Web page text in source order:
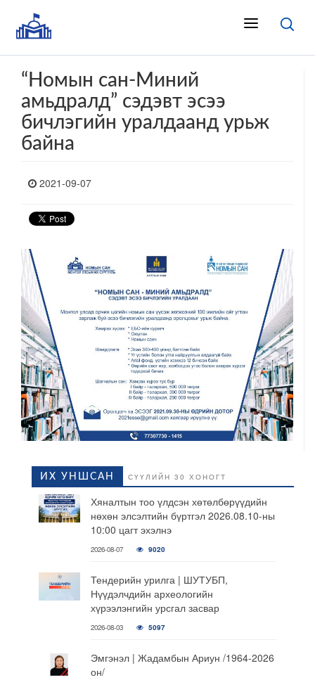
“Номын сан-Миний
амьдралд” сэдэвт эсээ
бичлэгийн уралдаанд урьж
байна
2021-09-07
ИХ УНШСАН СҮҮЛИЙН 30 ХОНОГТ
Хяналтын тоо үлдсэн хөтөлбөрүүдийн
нөхөн элсэлтийн бүртгэл 2026.08.10-ны
10:00 цагт эхэлнэ
2026-08-07 9020
Тендерийн урилга | ШУТУБП,
Нүүдэлчдийн археологийн
хүрээлэнгийн урсгал засвар
2026-08-03 5097
Эмгэнэл | Жадамбын Ариун /1964-2026
он/